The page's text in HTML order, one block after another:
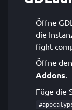
Öffne
die
fight
Öffne
Addons.
Füge die